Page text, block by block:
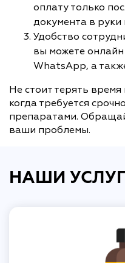
оплату только
документа в руки
Удобство
вы можете
WhatsApp, а
Не стоит терять
когда требуется
препаратами.
ваши проблемы.
НАШИ